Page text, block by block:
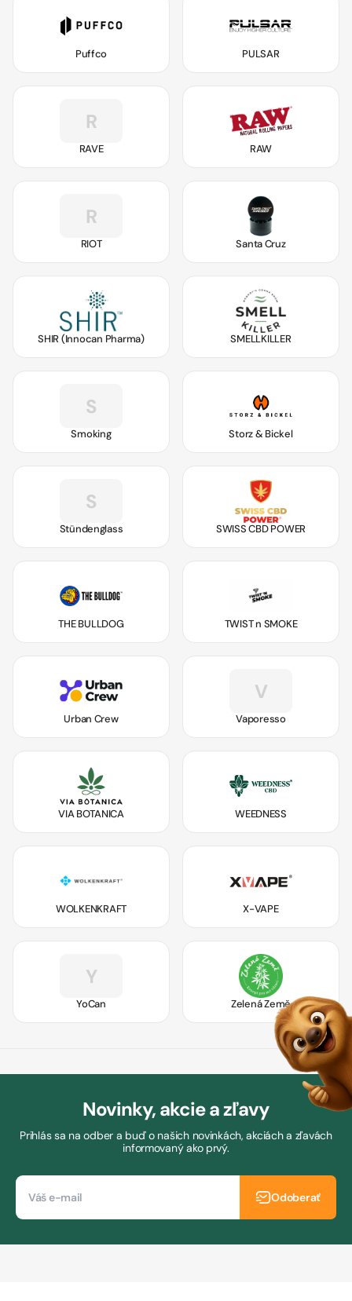
Puffco PULSAR
R
RAVE RAW
R
RIOT Santa Cruz
SHIR (Innocan Pharma) SMELLKILLER
S
Smoking Storz & Bickel
S
Stündenglass SWISS CBD POWER
THE BULLDOG TWIST n SMOKE
Urban Crew
V
Vaporesso
VIA BOTANICA WEEDNESS
WOLKENKRAFT X-VAPE
Y
YoCan Zelená Země
Novinky, akcie a zľavy
Prihlás sa na odber a buď o našich novinkách, akciách a zľavách
informovaný ako prvý.
Odoberať